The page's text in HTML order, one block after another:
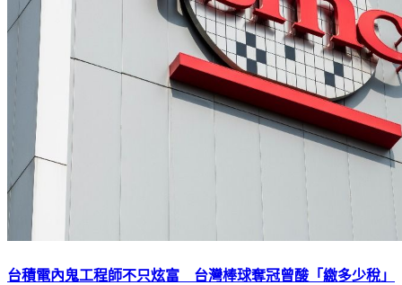
台積電內鬼工程師不只炫富 台灣棒球奪冠曾酸「繳多少稅」